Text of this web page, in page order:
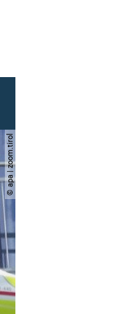
© apa | zoom.tirol